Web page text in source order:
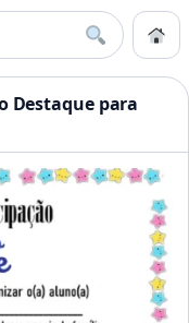
Buscar
Início
Destaque para